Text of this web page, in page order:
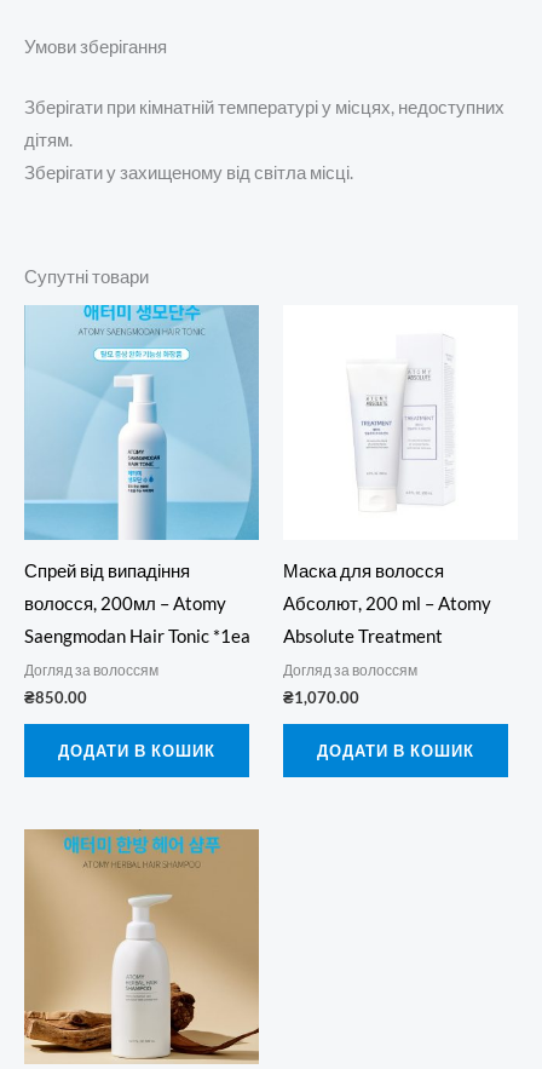
Умови зберігання
Зберігати при кімнатній температурі у місцях, недоступних
дітям.
Зберігати у захищеному від світла місці.
Супутні товари
Спрей від випадіння
волосся, 200мл – Atomy
Saengmodan Hair Tonic *1ea
Догляд за волоссям
₴850.00
ДОДАТИ В КОШИК
Маска для волосся
Абсолют, 200 ml – Atomy
Absolute Treatment
Догляд за волоссям
₴1,070.00
ДОДАТИ В КОШИК